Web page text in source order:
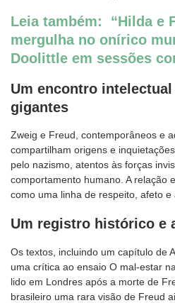
Leia também: “Hilda e
mergulha no onírico
Doolittle em sessões
Um encontro
gigantes
Zweig e Freud, contemporâneos e
compartilham origens e
pelo nazismo, atentos às forças
comportamento humano. A relação
como uma linha de respeito, afeto e
Um registro histórico e
Os textos, incluindo um capítulo de
uma crítica ao ensaio O mal-estar
lido em Londres após a morte de
brasileiro uma rara visão de Freud